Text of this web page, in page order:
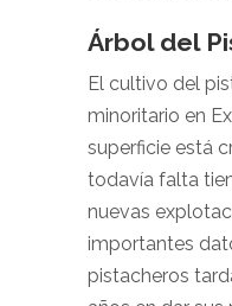
Árbol del
El cultivo del
minoritario en
superficie está
todavía falta
nuevas
importantes
pistacheros